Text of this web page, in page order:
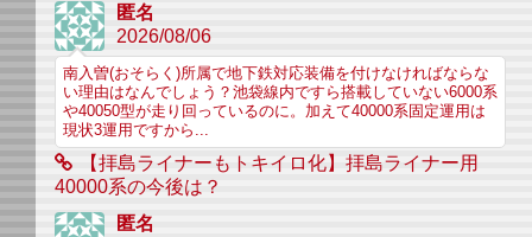
匿名
2026/08/06
南入曽(おそらく)所属で地下鉄対応装備を付けなければならな
い理由はなんでしょう？池袋線内ですら搭載していない6000系
や40050型が走り回っているのに。加えて40000系固定運用は
現状3運用ですから...
【拝島ライナーもトキイロ化】拝島ライナー用
40000系の今後は？
匿名